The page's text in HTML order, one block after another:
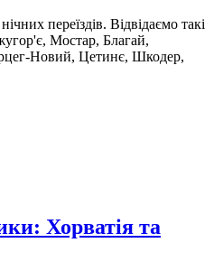
переїздів. Відвідаємо такі
Мостар, Благай,
Новий, Цетинє, Шкодер,
Хорватія та